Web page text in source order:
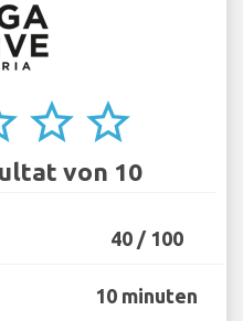
star_border star_border
von 10
40 / 100
10 minuten